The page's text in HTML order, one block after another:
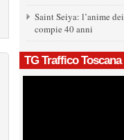
Saint Seiya: l’anime
compie 40 anni
TG Traffico Toscana